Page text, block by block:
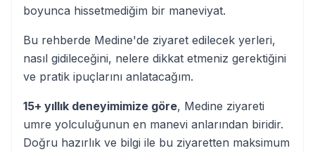
boyunca hissetmediğim bir maneviyat.
Bu rehberde Medine'de ziyaret edilecek yerleri,
nasıl gidileceğini, nelere dikkat etmeniz gerektiğini
ve pratik ipuçlarını anlatacağım.
15+ yıllık deneyimimize göre, Medine ziyareti
umre yolculuğunun en manevi anlarından biridir.
Doğru hazırlık ve bilgi ile bu ziyaretten maksimum